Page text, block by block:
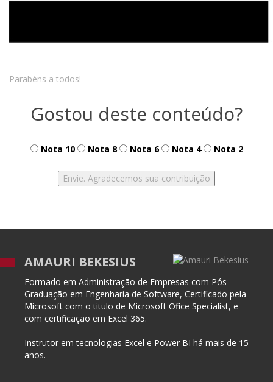
Parabéns a todos!
Gostou deste conteúdo?
Nota 10 Nota 8 Nota 6 Nota 4 Nota 2
AMAURI BEKESIUS
Formado em Administração de Empresas com Pós
Graduação em Engenharia de Software, Certificado pela
Microsoft com o titulo de Microsoft Ofice Specialist, e
com certificação em Excel 365.
Instrutor em tecnologias Excel e Power BI há mais de 15
anos.